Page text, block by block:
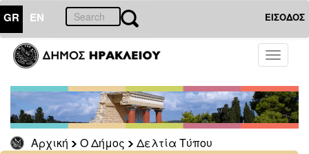
GR EN ΕΙΣΟΔΟΣ
Toggle
Αρχική Ο Δήμος Δελτία Τύπου
ΔΗΜΟΣ
Δελτία
Τύπου
Αρχείο